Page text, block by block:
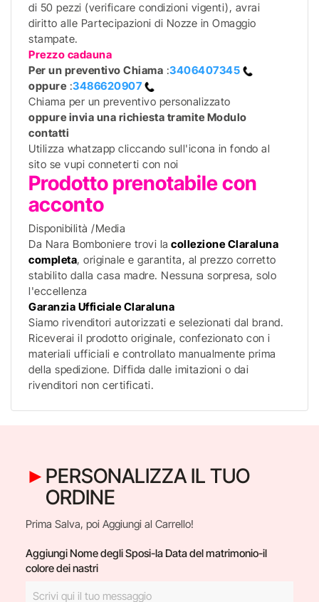
di 50 pezzi (verificare condizioni vigenti), avrai
diritto alle Partecipazioni di Nozze in Omaggio
stampate.
Prezzo cadauna
Per un preventivo Chiama :3406407345
oppure :3486620907
Chiama per un preventivo personalizzato
oppure invia una richiesta tramite Modulo
contatti
Utilizza whatzapp cliccando sull'icona in fondo al
sito se vupi conneterti con noi
Prodotto prenotabile con
acconto
Disponibilità /Media
Da Nara Bomboniere trovi la collezione Claraluna
completa, originale e garantita, al prezzo corretto
stabilito dalla casa madre. Nessuna sorpresa, solo
l'eccellenza
Garanzia Ufficiale Claraluna
Siamo rivenditori autorizzati e selezionati dal brand.
Riceverai il prodotto originale, confezionato con i
materiali ufficiali e controllato manualmente prima
della spedizione. Diffida dalle imitazioni o dai
rivenditori non certificati.
PERSONALIZZA IL TUO
ORDINE
Prima Salva, poi Aggiungi al Carrello!
Aggiungi Nome degli Sposi-la Data del matrimonio-il
colore dei nastri